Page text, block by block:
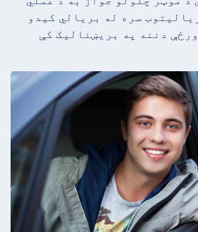
سره له بریالي کیدو
دننه په بریښنالیک کې